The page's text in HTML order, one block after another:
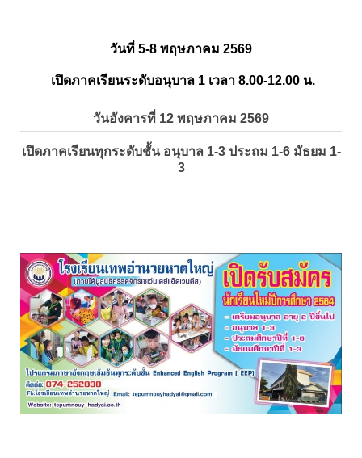
วันที่ 5-8 พฤษภาคม 2569
เปิดภาคเรียนระดับอนุบาล 1 เวลา 8.00-12.00 น.
วันอังคารที่ 12 พฤษภาคม 2569
เปิดภาคเรียนทุกระดับชั้น อนุบาล 1-3 ประถม 1-6 มัธยม 1-
3